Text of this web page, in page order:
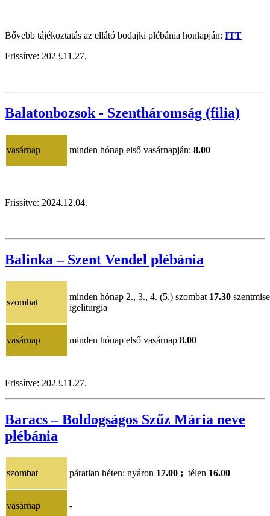
Bővebb tájékoztatás az ellátó bodajki plébánia honlapján: ITT
Frissítve: 2023.11.27.
Balatonbozsok - Szentháromság (filia)
vasárnap minden hónap első vasárnapján: 8.00
Frissítve: 2024.12.04.
Balinka – Szent Vendel plébánia
szombat
minden hónap 2., 3., 4. (5.) szombat 17.30
igeliturgia
vasárnap minden hónap első vasárnap 8.00
Frissítve: 2023.11.27.
Baracs – Boldogságos Szűz Mária neve
plébánia
szombat páratlan héten: nyáron 17.00 ; télen 16.00
vasárnap -